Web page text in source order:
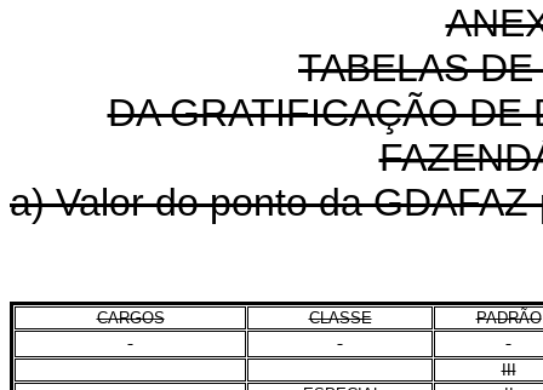
TABELAS
DA GRATIFICAÇÃO DE
a) Valor do ponto da
CARGOS CLASSE PADRÃO
III